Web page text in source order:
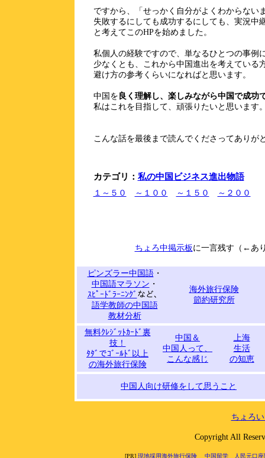
ですから、「せっかく自分がよくわからない
失敗するにしても成功するにしても、実況中
と考えてこのHPを始めました。
私個人の経験ですので、単なるひとつの事例
少なくとも、これから中国進出を考えている
避け方の参考くらいになればと思います。
中国を 良く理解し、楽しみながら中国で成功
私はこれを目指して、頑張りたいと思います
こんな話を最後まで読んでくださってありが
カテゴリ： 私の中国ビジネス進出物語
１～５０ ～１００ ～１５０ ～２００
ちょろ中掲示板 に一言残す（←あ
ピンズラー中国語・
中国語マラソン ・
ｽﾋﾟｰﾄﾞﾗｰﾆﾝｸﾞ など、
語学教師の中国語
教材分析
海外旅行保険
節約研究所
無料ｸﾚｼﾞｯﾄｶｰﾄﾞ裏
技！
ﾀﾀﾞでｺﾞｰﾙﾄﾞ以上
の海外旅行保険
中国＆
中国人って、
こんな感じ
上海
生活
の知恵
中国人向け研修をして思うこと
ちょろ
Copyright All
[PR] 現地採用海外旅行保険 中国留学 人民元口